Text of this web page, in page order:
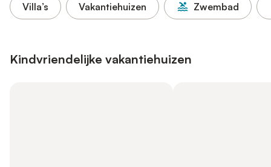
Villa’s Vakantiehuizen Zwembad
Kindvriendelijke vakantiehuizen